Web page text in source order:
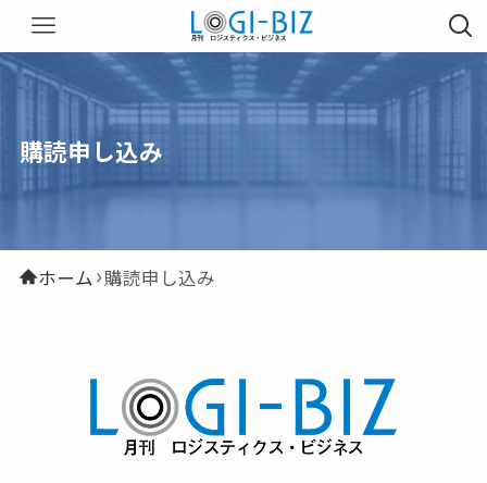
購読申し込み
ホーム 購読申し込み